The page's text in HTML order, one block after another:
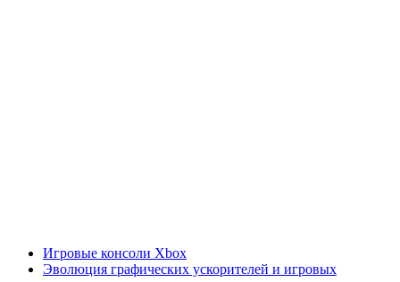
Игровые консоли Xbox
Эволюция графических ускорителей и игровых